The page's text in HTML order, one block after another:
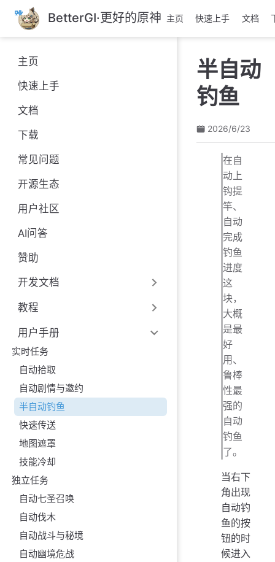
跳
至
主
要
內
容
BetterGI·更好的原神 主页 快速上手 文档
主页
快速上手
文档
下载
常见问题
开源生态
用户社区
AI问答
赞助
开发文档
教程
用户手册
实时任务
自动拾取
自动剧情与邀约
半自动钓鱼
快速传送
地图遮罩
技能冷却
独立任务
自动七圣召唤
自动伐木
自动战斗与秘境
自动幽境危战
半自动
钓鱼
2026/6/23
在自
动上
钩提
竿、
自动
完成
钓鱼
进度
这
块，
大概
是最
好
用、
鲁棒
性最
强的
自动
钓鱼
了。
当右下
角出现
自动钓
鱼的按
钮的时
候进入